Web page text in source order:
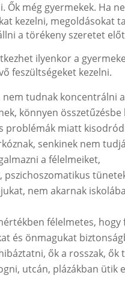
Ők még gyermekek. Ha
kezelni, megoldásokat
a törékeny szeretet
ilyenkor a
feszültségeket kezelni.
tudnak koncentrálni
könnyen
problémák miatt
senkinek nem
a félelmeiket,
pszichoszomatikus
nem akarnak
félelmetes,
és önmagukat
ők a rosszak,
utcán, plázákban ütik